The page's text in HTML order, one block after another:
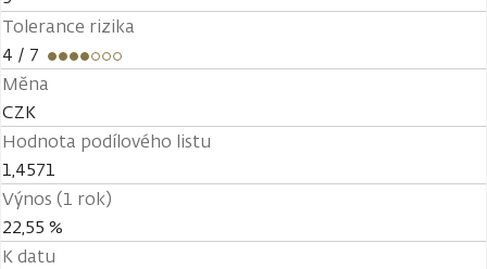
Tolerance rizika
4 / 7
Měna
CZK
Hodnota podílového listu
1,4571
Výnos (1 rok)
22,55 %
K datu